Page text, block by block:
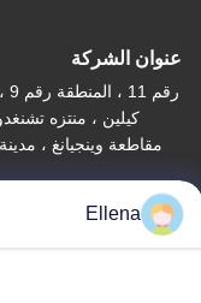
عنوان الشركة
كيلين ، منتزه
مقاطعة وينجيانغ ، مدينة
عنوان المصنع
كيلين ، منتزه تشنغدو
مقاطعة وينجيانغ ، مدينة
Ellena